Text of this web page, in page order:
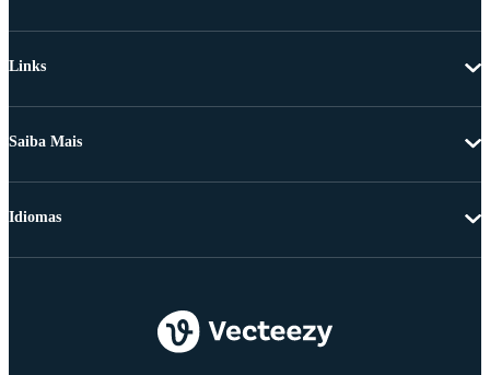
Links
Saiba Mais
Idiomas